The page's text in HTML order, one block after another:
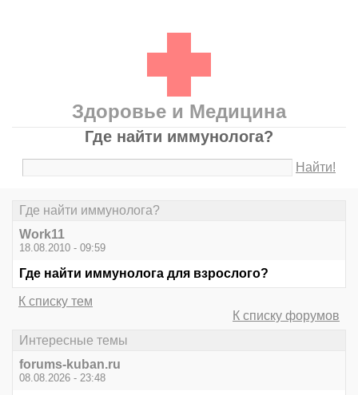
Здоровье и Медицина
Где найти иммунолога?
Найти!
Где найти иммунолога?
Work11
18.08.2010 - 09:59
Где найти иммунолога для взрослого?
К списку тем
К списку форумов
Интересные темы
forums-kuban.ru
08.08.2026 - 23:48